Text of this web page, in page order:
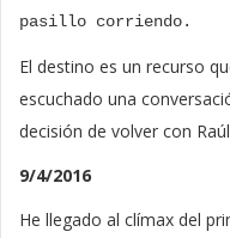
pasillo corriendo.
El destino es un recurso
escuchado una
decisión de volver con
9/4/2016
He llegado al clímax del